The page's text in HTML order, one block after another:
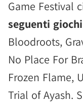
Game Festival
seguenti giochi
Bloodroots,
No Place For
Frozen Flame,
Trial of Ayash.